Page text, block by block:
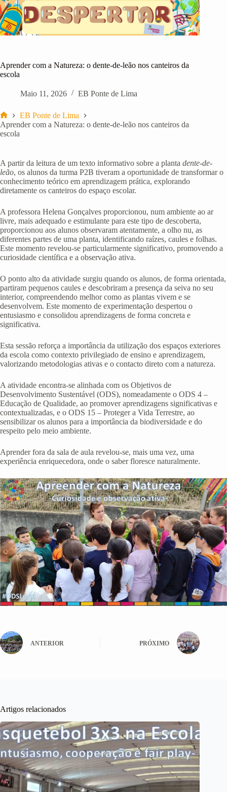
Pular
para
o
conteúdo
Aprender com a Natureza: o dente‑de‑leão nos canteiros da
escola
Maio 11, 2026 EB Ponte de Lima
Início
EB Ponte de Lima
Aprender com a Natureza: o dente‑de‑leão nos canteiros da
escola
A partir da leitura de um texto informativo sobre a planta dente-de-
leão, os alunos da turma P2B tiveram a oportunidade de transformar o
conhecimento teórico em aprendizagem prática, explorando
diretamente os canteiros do espaço escolar.
A professora Helena Gonçalves proporcionou, num ambiente ao ar
livre, mais adequado e estimulante para este tipo de descoberta,
proporcionou aos alunos observaram atentamente, a olho nu, as
diferentes partes de uma planta, identificando raízes, caules e folhas.
Este momento revelou-se particularmente significativo, promovendo a
curiosidade científica e a observação ativa.
O ponto alto da atividade surgiu quando os alunos, de forma orientada,
partiram pequenos caules e descobriram a presença da seiva no seu
interior, compreendendo melhor como as plantas vivem e se
desenvolvem. Este momento de experimentação despertou o
entusiasmo e consolidou aprendizagens de forma concreta e
significativa.
Esta sessão reforça a importância da utilização dos espaços exteriores
da escola como contexto privilegiado de ensino e aprendizagem,
valorizando metodologias ativas e o contacto direto com a natureza.
A atividade encontra-se alinhada com os Objetivos de
Desenvolvimento Sustentável (ODS), nomeadamente o ODS 4 –
Educação de Qualidade, ao promover aprendizagens significativas e
contextualizadas, e o ODS 15 – Proteger a Vida Terrestre, ao
sensibilizar os alunos para a importância da biodiversidade e do
respeito pelo meio ambiente.
Aprender fora da sala de aula revelou-se, mais uma vez, uma
experiência enriquecedora, onde o saber floresce naturalmente.
ANTERIOR PRÓXIMO
Artigos relacionados